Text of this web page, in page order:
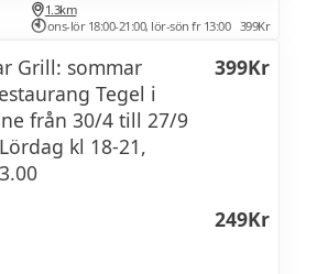
1.3km
ons-lör 18:00-21:00, lör-sön fr 13:00 399Kr
Grill: sommar
Tegel i
från 30/4 till 27/9
kl 18-21,
399Kr
249Kr